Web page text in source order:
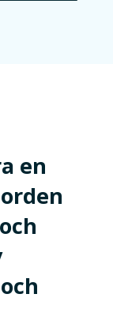
en